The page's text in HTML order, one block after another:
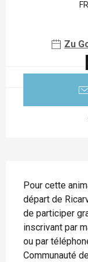
Zu
Pour cette
départ de
de participer
inscrivant par
ou par
Communauté